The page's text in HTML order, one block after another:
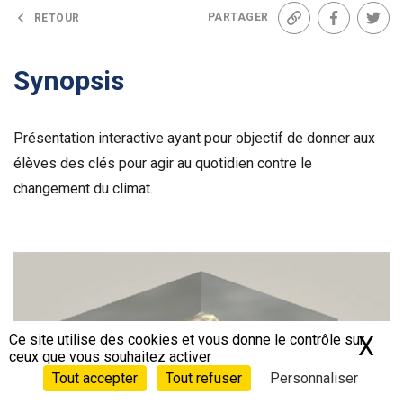
RETOUR PARTAGER
Lien Facebook
Synopsis
Présentation interactive ayant pour objectif de donner aux
élèves des clés pour agir au quotidien contre le
changement du climat.
Voir la bande-annonce
Ce site utilise des cookies et vous donne le contrôle sur
ceux que vous souhaitez activer
Tout accepter
Tout refuser Personnaliser
X